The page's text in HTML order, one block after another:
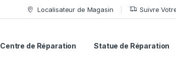
Localisateur de Magasin Suivre
Centre de Réparation Statue de Réparation